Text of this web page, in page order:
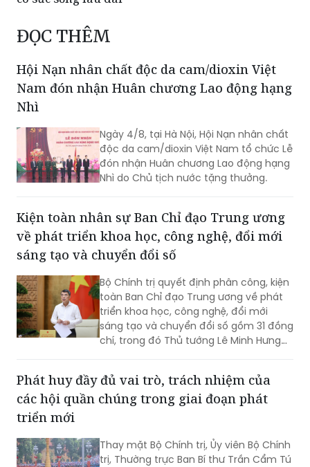
ĐỌC THÊM
Hội Nạn nhân chất độc da cam/dioxin Việt
Nam đón nhận Huân chương Lao động hạng
Nhì
Ngày 4/8, tại Hà Nội, Hội Nạn nhân chất
độc da cam/dioxin Việt Nam tổ chức Lễ
đón nhận Huân chương Lao động hạng
Nhì do Chủ tịch nước tặng thưởng.
Kiện toàn nhân sự Ban Chỉ đạo Trung ương
về phát triển khoa học, công nghệ, đổi mới
sáng tạo và chuyển đổi số
Bộ Chính trị quyết định phân công, kiện
toàn Ban Chỉ đạo Trung ương về phát
triển khoa học, công nghệ, đổi mới
sáng tạo và chuyển đổi số gồm 31 đồng
chí, trong đó Thủ tướng Lê Minh Hưng
Phát huy đầy đủ vai trò, trách nhiệm của
các hội quần chúng trong giai đoạn phát
triển mới
Thay mặt Bộ Chính trị, Ủy viên Bộ Chính
trị, Thường trực Ban Bí thư Trần Cẩm Tú